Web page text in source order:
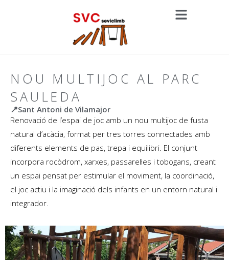
NOU MULTIJOC AL PARC
SAULEDA
📍Sant Antoni de Vilamajor
Renovació de l’espai de joc amb un nou multijoc de fusta
natural d’acàcia, format per tres torres connectades amb
diferents elements de pas, trepa i equilibri. El conjunt
incorpora rocòdrom, xarxes, passarel·les i tobogans, creant
un espai pensat per estimular el moviment, la coordinació,
el joc actiu i la imaginació dels infants en un entorn natural i
integrador.